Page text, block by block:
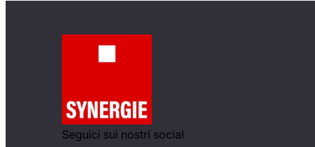
Seguici sui nostri social